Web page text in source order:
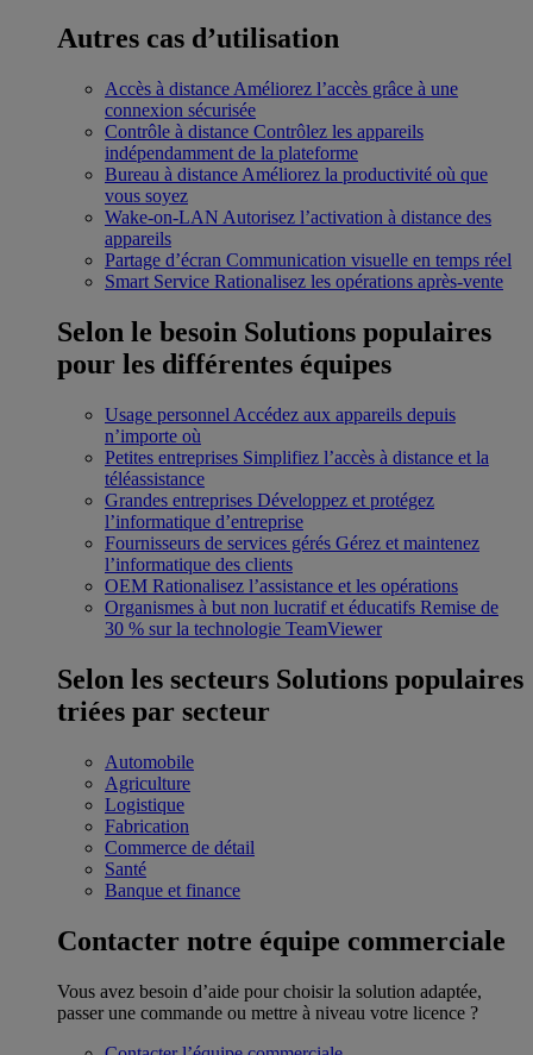
Autres cas d’utilisation
Accès à distance Améliorez l’accès grâce à une
connexion sécurisée
Contrôle à distance Contrôlez les appareils
indépendamment de la plateforme
Bureau à distance Améliorez la productivité où que
vous soyez
Wake-on-LAN Autorisez l’activation à distance des
appareils
Partage d’écran Communication visuelle en temps réel
Smart Service Rationalisez les opérations après-vente
Selon le besoin Solutions populaires
pour les différentes équipes
Usage personnel Accédez aux appareils depuis
n’importe où
Petites entreprises Simplifiez l’accès à distance et la
téléassistance
Grandes entreprises Développez et protégez
l’informatique d’entreprise
Fournisseurs de services gérés Gérez et maintenez
l’informatique des clients
OEM Rationalisez l’assistance et les opérations
Organismes à but non lucratif et éducatifs Remise de
30 % sur la technologie TeamViewer
Selon les secteurs Solutions populaires
triées par secteur
Automobile
Agriculture
Logistique
Fabrication
Commerce de détail
Santé
Banque et finance
Contacter notre équipe commerciale
Vous avez besoin d’aide pour choisir la solution adaptée,
passer une commande ou mettre à niveau votre licence ?